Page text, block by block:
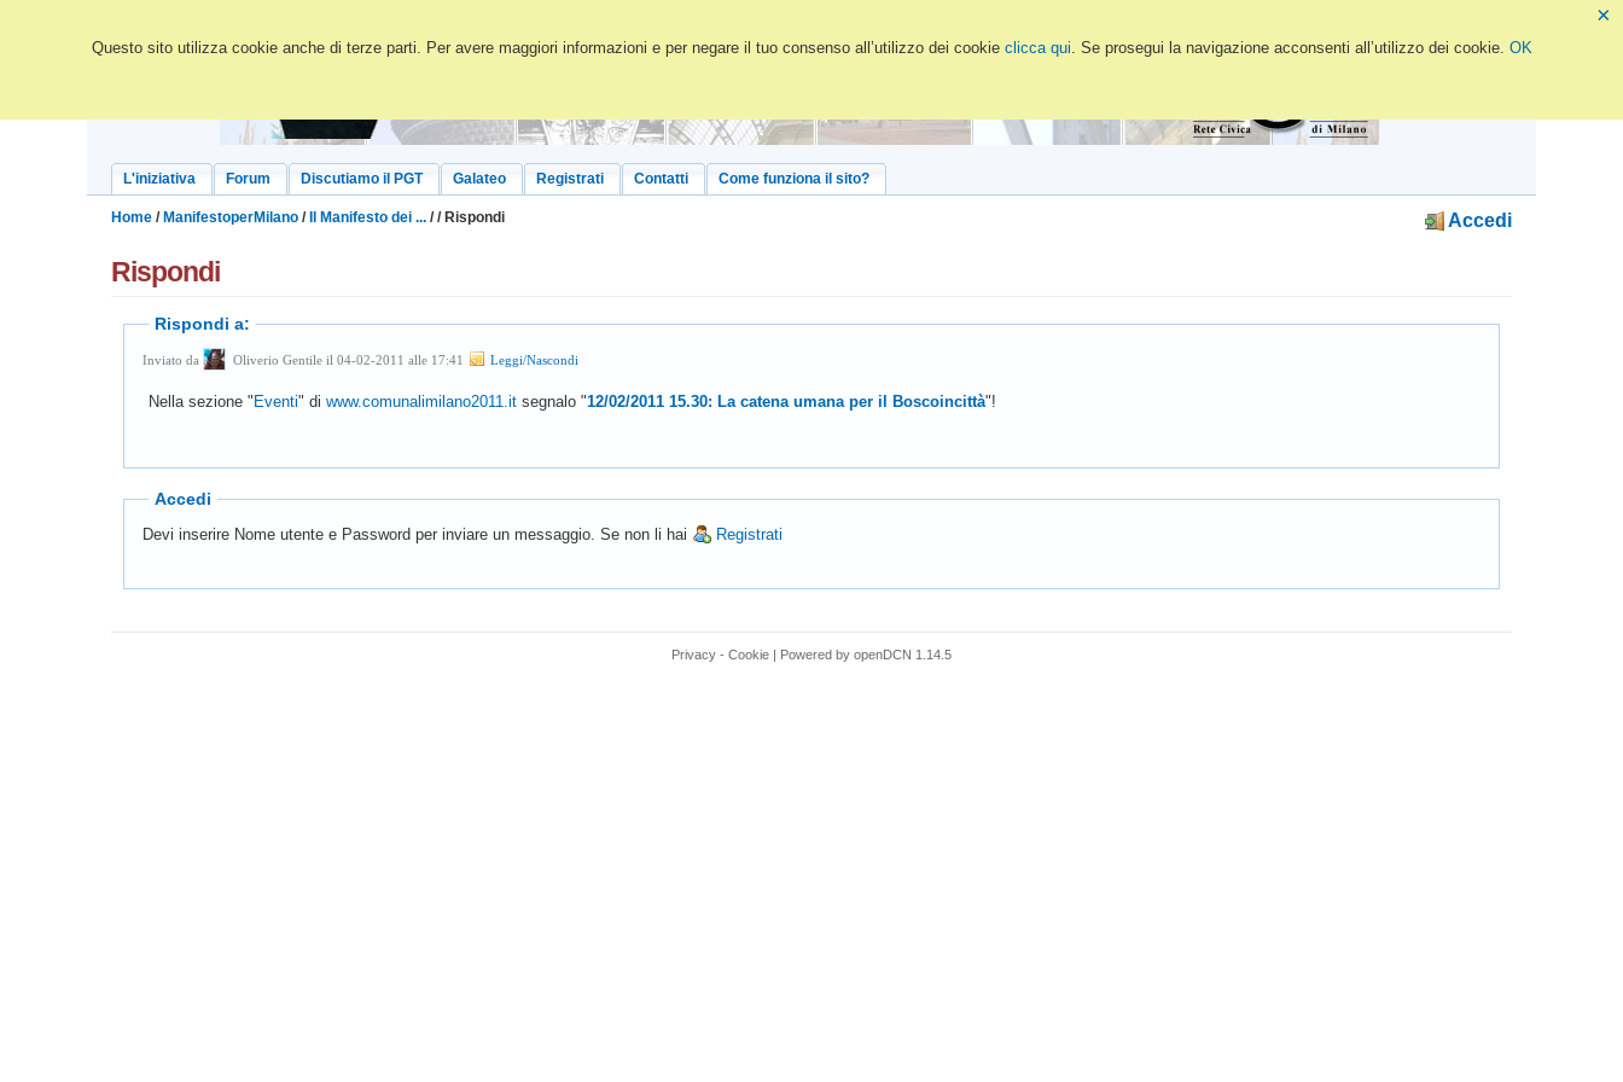
×
Questo sito utilizza cookie anche di terze parti. Per avere maggiori informazioni e per negare il tuo consenso all’utilizzo dei cookie clicca qui. Se prosegui la navigazione acconsenti all’utilizzo dei cookie. OK
L'iniziativa Forum Discutiamo il PGT Galateo Registrati Contatti Come funziona il sito?
Accedi
Home / ManifestoperMilano / Il Manifesto dei ... // Rispondi
Rispondi
Rispondi a:
Inviato da Oliverio Gentile il 04-02-2011 alle 17:41 Leggi/Nascondi
Nella sezione " Eventi" di www.comunalimilano2011.it segnalo "12/02/2011 15.30: La catena umana per il Boscoincittà"!
Accedi
Devi inserire Nome utente e Password per inviare un messaggio. Se non li hai Registrati
Privacy - Cookie | Powered by openDCN 1.14.5